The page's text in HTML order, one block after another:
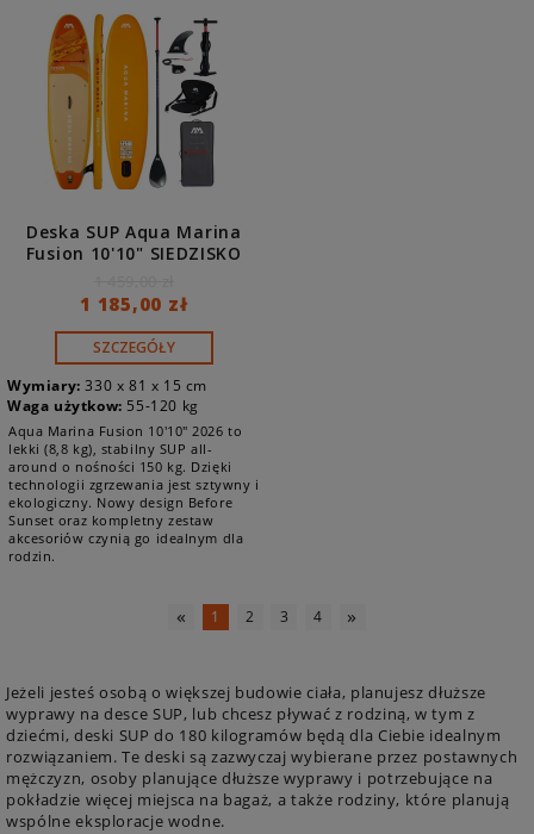
Deska SUP Aqua Marina
Fusion 10'10" SIEDZISKO
1 185,00 zł
SZCZEGÓŁY
Wymiary: 330 x 81 x 15 cm
Waga użytkow: 55-120 kg
Aqua Marina Fusion 10'10" 2026 to
lekki (8,8 kg), stabilny SUP all-
around o nośności 150 kg. Dzięki
technologii zgrzewania jest sztywny i
ekologiczny. Nowy design Before
Sunset oraz kompletny zestaw
akcesoriów czynią go idealnym dla
rodzin.
« 1 2 3 4 »
Jeżeli jesteś osobą o większej budowie ciała, planujesz dłuższe
wyprawy na desce SUP, lub chcesz pływać z rodziną, w tym z
dziećmi, deski SUP do 180 kilogramów będą dla Ciebie idealnym
rozwiązaniem. Te deski są zazwyczaj wybierane przez postawnych
mężczyzn, osoby planujące dłuższe wyprawy i potrzebujące na
pokładzie więcej miejsca na bagaż, a także rodziny, które planują
wspólne eksploracje wodne.